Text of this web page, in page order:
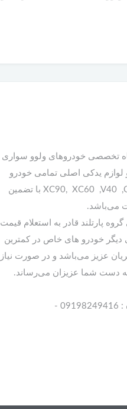
تخصصی خودروهای ولوو سواری
یدکی اصلی تمامی خودرو
های ولوو XC90, XC60 ,V40 ,C30 ,C70 با تضمین
می‌باشد.
پارتلند قادر به استعلام قیمت
دیگر خودرو های خاص در کمترین
عزیز می‌باشد و در صورت نیاز
دست شما عزیزان می‌رساند.
شماره تماس همراه : 09198249416 -